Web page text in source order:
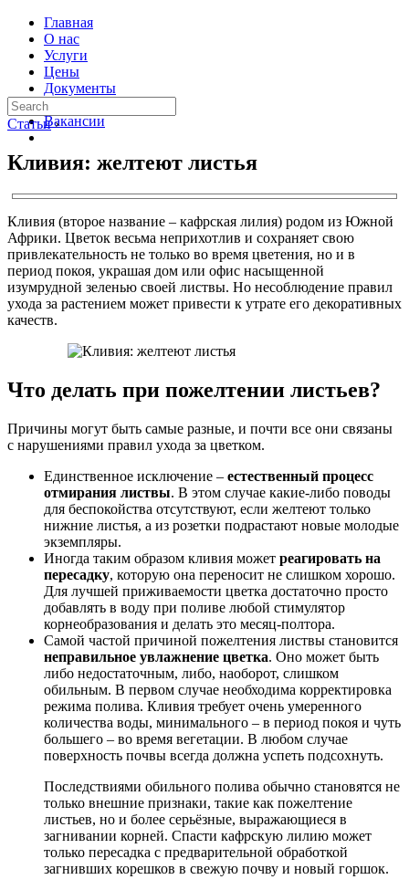
Главная
О нас
Услуги
Цены
Документы
Контакты
Вакансии
Статьи ›
Кливия: желтеют листья
Кливия (второе название – кафрская лилия) родом из Южной
Африки. Цветок весьма неприхотлив и сохраняет свою
привлекательность не только во время цветения, но и в
период покоя, украшая дом или офис насыщенной
изумрудной зеленью своей листвы. Но несоблюдение правил
ухода за растением может привести к утрате его декоративных
качеств.
Что делать при пожелтении листьев?
Причины могут быть самые разные, и почти все они связаны
с нарушениями правил ухода за цветком.
Единственное исключение – естественный процесс
отмирания листвы. В этом случае какие-либо поводы
для беспокойства отсутствуют, если желтеют только
нижние листья, а из розетки подрастают новые молодые
экземпляры.
Иногда таким образом кливия может реагировать на
пересадку, которую она переносит не слишком хорошо.
Для лучшей приживаемости цветка достаточно просто
добавлять в воду при поливе любой стимулятор
корнеобразования и делать это месяц-полтора.
Самой частой причиной пожелтения листвы становится
неправильное увлажнение цветка. Оно может быть
либо недостаточным, либо, наоборот, слишком
обильным. В первом случае необходима корректировка
режима полива. Кливия требует очень умеренного
количества воды, минимального – в период покоя и чуть
большего – во время вегетации. В любом случае
поверхность почвы всегда должна успеть подсохнуть.
Последствиями обильного полива обычно становятся не
только внешние признаки, такие как пожелтение
листьев, но и более серьёзные, выражающиеся в
загнивании корней. Спасти кафрскую лилию может
только пересадка с предварительной обработкой
загнивших корешков в свежую почву и новый горшок.